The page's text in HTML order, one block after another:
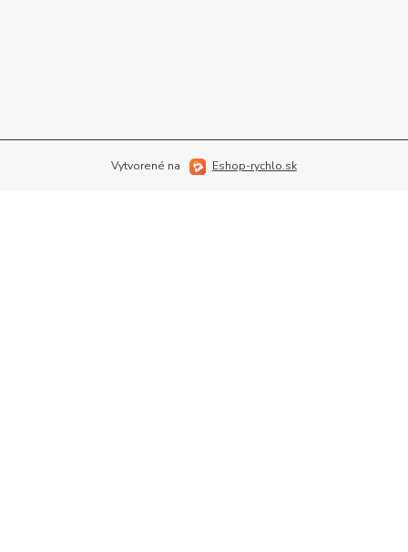
Vytvorené na Eshop-rychlo.sk